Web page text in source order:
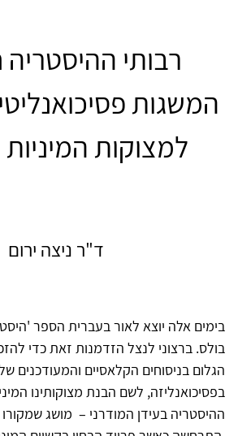
רבותי ההיסטריה
המשגות
למצוקות
ד"ר ניצה ירום
בימים אלה יוצא לאור בעברית הספר
בולס. ברצוני לנצל הזדמנות זאת כדי
הגלום בניסוחים הקלאסיים והמעודכנים
בפסיכואנליזה, לשם הבנת מצוקותינו
ההיסטריה בעידן המודרני – מושג שמקורו